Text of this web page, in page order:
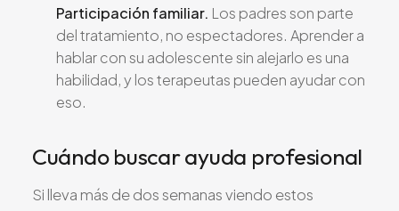
Participación familiar. Los padres son parte
del tratamiento, no espectadores. Aprender a
hablar con su adolescente sin alejarlo es una
habilidad, y los terapeutas pueden ayudar con
eso.
Cuándo buscar ayuda profesional
Si lleva más de dos semanas viendo estos